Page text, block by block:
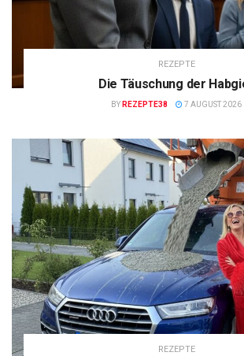
REZEPTE
Die Täuschung der
BY REZEPTE38 7 AUGUST 2026
REZEPTE